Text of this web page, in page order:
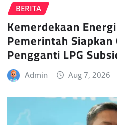
BERITA
Kemerdekaan
Pemerintah Siapkan
Pengganti LPG
Admin Aug 7, 2026